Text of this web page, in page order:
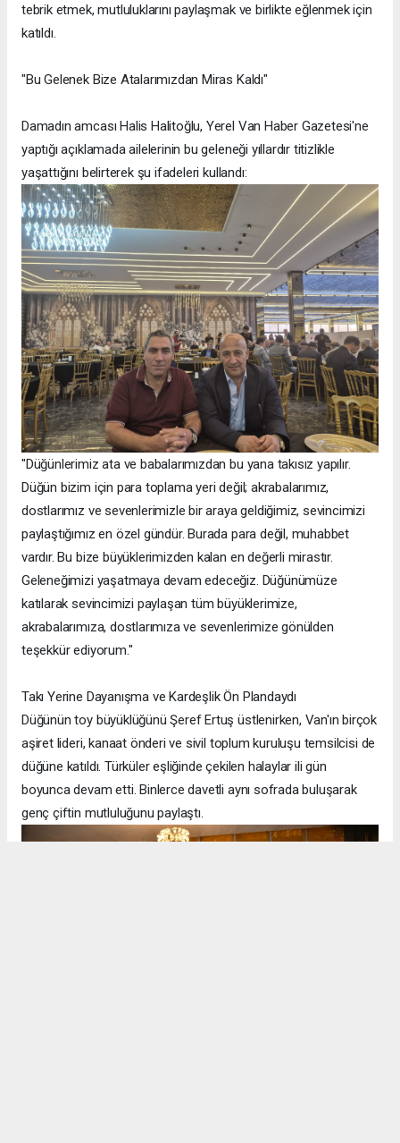
tebrik etmek, mutluluklarını paylaşmak ve birlikte eğlenmek için
katıldı.
"Bu Gelenek Bize Atalarımızdan Miras Kaldı"
Damadın amcası Halis Halitoğlu, Yerel Van Haber Gazetesi'ne
yaptığı açıklamada ailelerinin bu geleneği yıllardır titizlikle
yaşattığını belirterek şu ifadeleri kullandı:
"Düğünlerimiz ata ve babalarımızdan bu yana takısız yapılır.
Düğün bizim için para toplama yeri değil; akrabalarımız,
dostlarımız ve sevenlerimizle bir araya geldiğimiz, sevincimizi
paylaştığımız en özel gündür. Burada para değil, muhabbet
vardır. Bu bize büyüklerimizden kalan en değerli mirastır.
Geleneğimizi yaşatmaya devam edeceğiz. Düğünümüze
katılarak sevincimizi paylaşan tüm büyüklerimize,
akrabalarımıza, dostlarımıza ve sevenlerimize gönülden
teşekkür ediyorum."
Takı Yerine Dayanışma ve Kardeşlik Ön Plandaydı
Düğünün toy büyüklüğünü Şeref Ertuş üstlenirken, Van'ın birçok
aşiret lideri, kanaat önderi ve sivil toplum kuruluşu temsilcisi de
düğüne katıldı. Türküler eşliğinde çekilen halaylar ili gün
boyunca devam etti. Binlerce davetli aynı sofrada buluşarak
genç çiftin mutluluğunu paylaştı.